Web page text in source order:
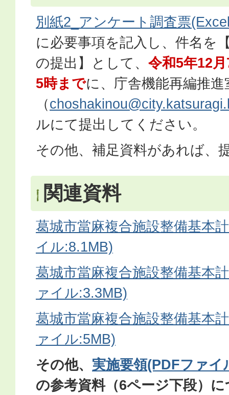
別紙2_アンケート調査票
に必要事項を記入し、件名を
の提出】として、 令和5年12
5時までに、庁舎機能再編推進
（
ルにて提出してください。
その他、補足資料があれば、
関連資料
葛城市當麻複合施設整備基本
イル:8.1MB)
葛城市當麻複合施設整備基本
ァイル:3.3MB)
葛城市當麻複合施設整備基本
ァイル:5MB)
その他、 実施要領(PDFファ
の参考資料（6ページ下段）